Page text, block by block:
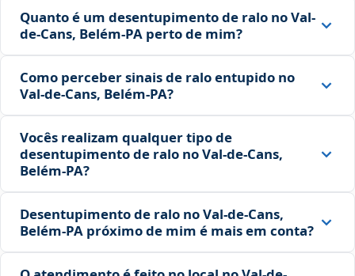
Quanto é um desentupimento de ralo no Val-
de-Cans, Belém‑PA perto de mim?
Como perceber sinais de ralo entupido no
Val-de-Cans, Belém‑PA?
Vocês realizam qualquer tipo de
desentupimento de ralo no Val-de-Cans,
Belém‑PA?
Desentupimento de ralo no Val-de-Cans,
Belém‑PA próximo de mim é mais em conta?